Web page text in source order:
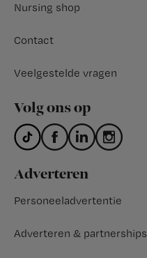
Nursing shop
Contact
Veelgestelde vragen
Volg ons op
Adverteren
Personeeladvertentie
Adverteren & partnerships